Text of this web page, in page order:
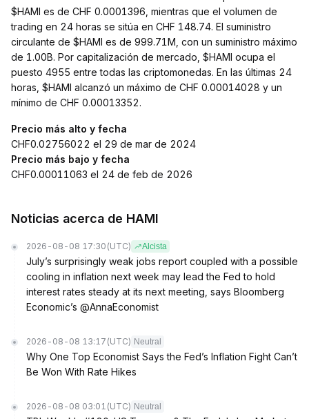
$HAMI es de CHF 0.0001396, mientras que el volumen de
trading en 24 horas se sitúa en CHF 148.74. El suministro
circulante de $HAMI es de 999.71M, con un suministro máximo
de 1.00B. Por capitalización de mercado, $HAMI ocupa el
puesto 4955 entre todas las criptomonedas. En las últimas 24
horas, $HAMI alcanzó un máximo de CHF 0.00014028 y un
mínimo de CHF 0.00013352.
Precio más alto y fecha
CHF0.02756022 el 29 de mar de 2024
Precio más bajo y fecha
CHF0.00011063 el 24 de feb de 2026
Noticias acerca de HAMI
2026-08-08 17:30 (UTC) Alcista
July’s surprisingly weak jobs report coupled with a possible
cooling in inflation next week may lead the Fed to hold
interest rates steady at its next meeting, says Bloomberg
Economic’s @AnnaEconomist
2026-08-08 13:17 (UTC) Neutral
Why One Top Economist Says the Fed’s Inflation Fight Can’t
Be Won With Rate Hikes
2026-08-08 03:01 (UTC) Neutral